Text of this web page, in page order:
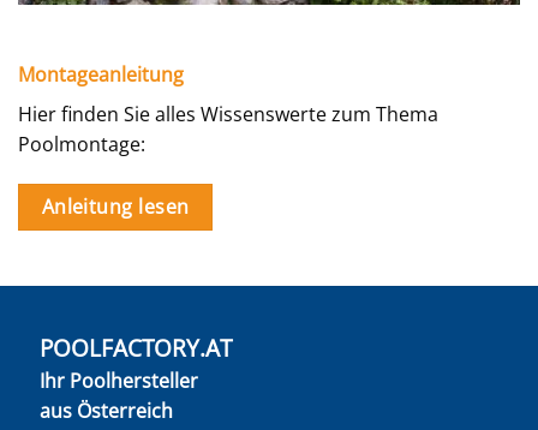
Montageanleitung
Hier finden Sie alles Wissenswerte zum Thema
Poolmontage:
Anleitung lesen
POOLFACTORY.AT
Ihr Poolhersteller
aus Österreich